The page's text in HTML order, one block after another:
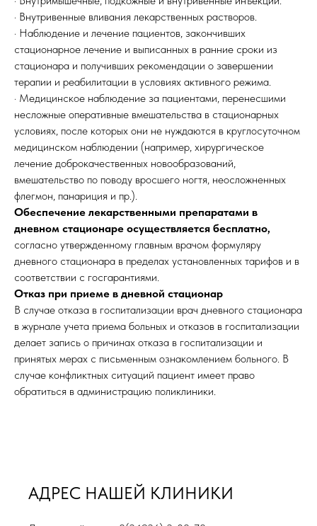
· Внутривенные вливания лекарственных растворов.
· Наблюдение и лечение пациентов, закончивших
стационарное лечение и выписанных в ранние сроки из
стационара и получивших рекомендации о завершении
терапии и реабилитации в условиях активного режима.
· Медицинское наблюдение за пациентами, перенесшими
несложные оперативные вмешательства в стационарных
условиях, после которых они не нуждаются в круглосуточном
медицинском наблюдении (например, хирургическое
лечение доброкачественных новообразований,
вмешательство по поводу вросшего ногтя, неосложненных
флегмон, панариция и пр.).
Обеспечение лекарственными препаратами в
дневном стационаре осуществляется бесплатно,
согласно утвержденному главным врачом формуляру
дневного стационара в пределах установленных тарифов и в
соответствии с госгарантиями.
Отказ при приеме в дневной стационар
В случае отказа в госпитализации врач дневного стационара
в журнале учета приема больных и отказов в госпитализации
делает запись о причинах отказа в госпитализации и
принятых мерах с письменным ознакомлением больного. В
случае конфликтных ситуаций пациент имеет право
обратиться в администрацию поликлиники.
АДРЕС НАШЕЙ КЛИНИКИ